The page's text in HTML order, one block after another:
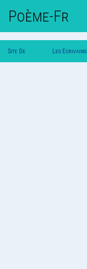
Poème-Fr
Site De Les Ecrivains